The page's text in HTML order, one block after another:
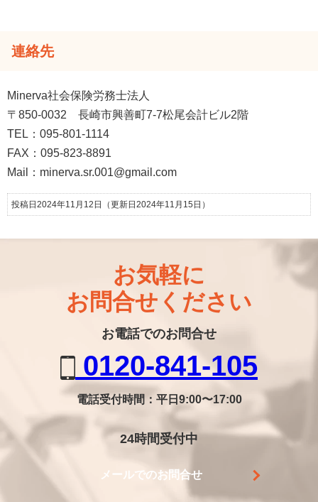
連絡先
Minerva社会保険労務士法人
〒850-0032 長崎市興善町7-7松尾会計ビル2階
TEL：095-801-1114
FAX：095-823-8891
Mail：minerva.sr.001@gmail.com
投稿日2024年11月12日 （更新日2024年11月15日）
お気軽に
お問合せください
お電話でのお問合せ
0120-841-105
電話受付時間：平日9:00〜17:00
24時間受付中
メールでのお問合せ